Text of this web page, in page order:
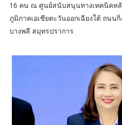
16 คน ณ ศูนย์สนับสนุนทางเทคนิคหลั
ภูมิภาคเอเชียตะวันออกเฉียงใต้ ถนน
บางพลี สมุทรปราการ